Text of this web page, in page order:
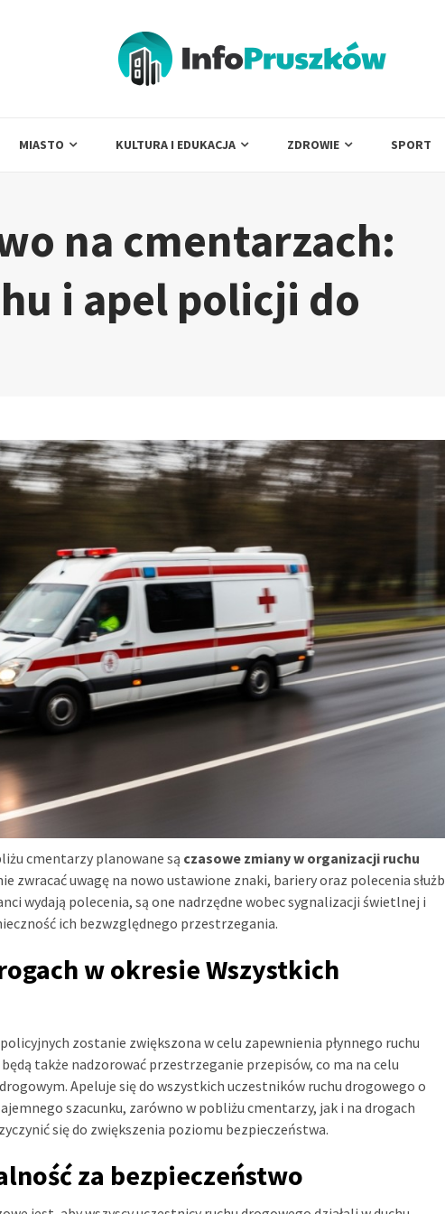
MIASTO KULTURA I EDUKACJA ZDROWIE SPORT
na cmentarzach:
i apel policji do
cmentarzy planowane są czasowe zmiany w organizacji ruchu
zwracać uwagę na nowo ustawione znaki, bariery oraz polecenia służb
wydają polecenia, są one nadrzędne wobec sygnalizacji świetlnej i
ich bezwzględnego przestrzegania.
w okresie Wszystkich
zostanie zwiększona w celu zapewnienia płynnego ruchu
także nadzorować przestrzeganie przepisów, co ma na celu
Apeluje się do wszystkich uczestników ruchu drogowego o
szacunku, zarówno w pobliżu cmentarzy, jak i na drogach
się do zwiększenia poziomu bezpieczeństwa.
za bezpieczeństwo